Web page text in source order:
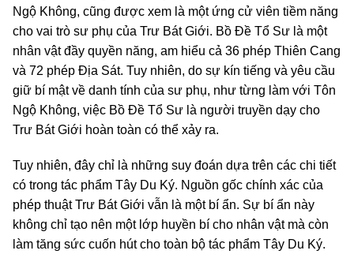
Ngộ Không, cũng được xem là một ứng cử viên tiềm năng
cho vai trò sư phụ của Trư Bát Giới. Bồ Đề Tổ Sư là một
nhân vật đầy quyền năng, am hiểu cả 36 phép Thiên Cang
và 72 phép Địa Sát. Tuy nhiên, do sự kín tiếng và yêu cầu
giữ bí mật về danh tính của sư phụ, như từng làm với Tôn
Ngộ Không, việc Bồ Đề Tổ Sư là người truyền dạy cho
Trư Bát Giới hoàn toàn có thể xảy ra.
Tuy nhiên, đây chỉ là những suy đoán dựa trên các chi tiết
có trong tác phẩm Tây Du Ký. Nguồn gốc chính xác của
phép thuật Trư Bát Giới vẫn là một bí ẩn. Sự bí ẩn này
không chỉ tạo nên một lớp huyền bí cho nhân vật mà còn
làm tăng sức cuốn hút cho toàn bộ tác phẩm Tây Du Ký.